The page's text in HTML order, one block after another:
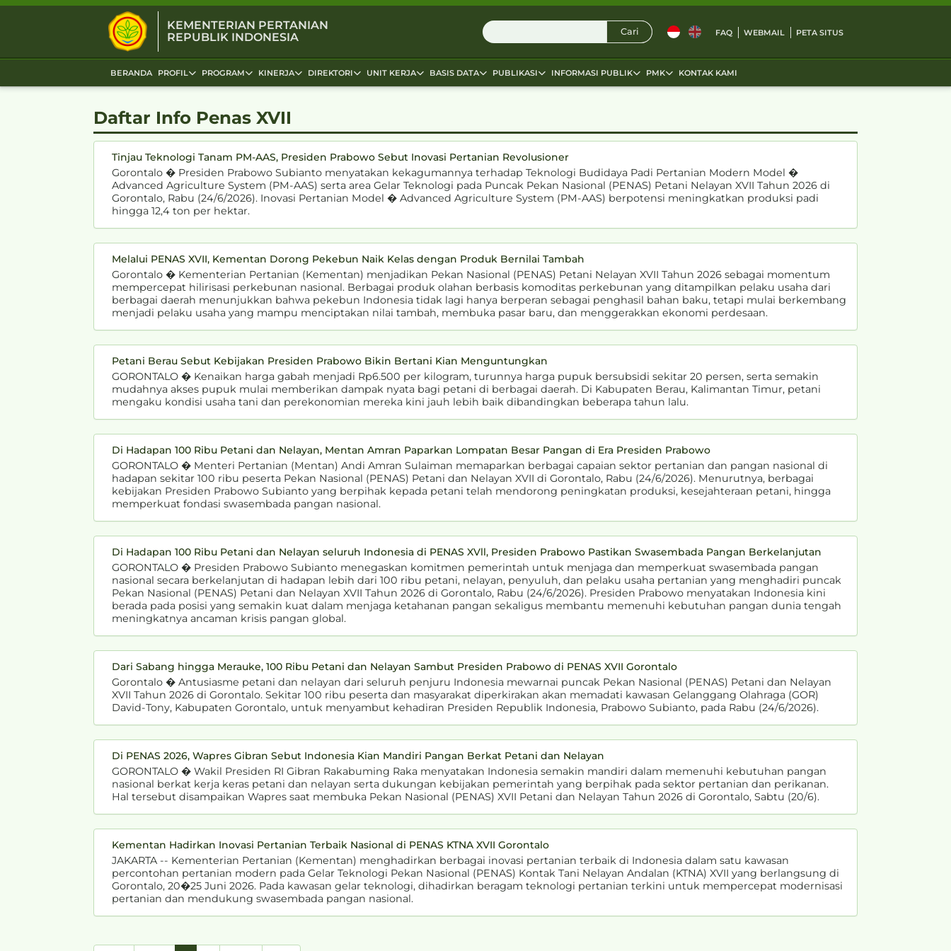
KEMENTERIAN PERTANIAN
REPUBLIK INDONESIA
Cari FAQ WEBMAIL PETA SITUS
BERANDA PROFIL PROGRAM KINERJA DIREKTORI UNIT KERJA BASIS DATA PUBLIKASI INFORMASI PUBLIK PMK KONTAK KAMI
Daftar Info Penas XVII
Tinjau Teknologi Tanam PM-AAS, Presiden Prabowo Sebut Inovasi Pertanian Revolusioner
Gorontalo � Presiden Prabowo Subianto menyatakan kekagumannya terhadap Teknologi Budidaya Padi Pertanian Modern Model �
Advanced Agriculture System (PM-AAS) serta area Gelar Teknologi pada Puncak Pekan Nasional (PENAS) Petani Nelayan XVII Tahun 2026 di
Gorontalo, Rabu (24/6/2026). Inovasi Pertanian Model � Advanced Agriculture System (PM-AAS) berpotensi meningkatkan produksi padi
hingga 12,4 ton per hektar.
Melalui PENAS XVII, Kementan Dorong Pekebun Naik Kelas dengan Produk Bernilai Tambah
Gorontalo � Kementerian Pertanian (Kementan) menjadikan Pekan Nasional (PENAS) Petani Nelayan XVII Tahun 2026 sebagai momentum
mempercepat hilirisasi perkebunan nasional. Berbagai produk olahan berbasis komoditas perkebunan yang ditampilkan pelaku usaha dari
berbagai daerah menunjukkan bahwa pekebun Indonesia tidak lagi hanya berperan sebagai penghasil bahan baku, tetapi mulai berkembang
menjadi pelaku usaha yang mampu menciptakan nilai tambah, membuka pasar baru, dan menggerakkan ekonomi perdesaan.
Petani Berau Sebut Kebijakan Presiden Prabowo Bikin Bertani Kian Menguntungkan
GORONTALO � Kenaikan harga gabah menjadi Rp6.500 per kilogram, turunnya harga pupuk bersubsidi sekitar 20 persen, serta semakin
mudahnya akses pupuk mulai memberikan dampak nyata bagi petani di berbagai daerah. Di Kabupaten Berau, Kalimantan Timur, petani
mengaku kondisi usaha tani dan perekonomian mereka kini jauh lebih baik dibandingkan beberapa tahun lalu.
Di Hadapan 100 Ribu Petani dan Nelayan, Mentan Amran Paparkan Lompatan Besar Pangan di Era Presiden Prabowo
GORONTALO � Menteri Pertanian (Mentan) Andi Amran Sulaiman memaparkan berbagai capaian sektor pertanian dan pangan nasional di
hadapan sekitar 100 ribu peserta Pekan Nasional (PENAS) Petani dan Nelayan XVII di Gorontalo, Rabu (24/6/2026). Menurutnya, berbagai
kebijakan Presiden Prabowo Subianto yang berpihak kepada petani telah mendorong peningkatan produksi, kesejahteraan petani, hingga
memperkuat fondasi swasembada pangan nasional.
Di Hadapan 100 Ribu Petani dan Nelayan seluruh Indonesia di PENAS XVll, Presiden Prabowo Pastikan Swasembada Pangan Berkelanjutan
GORONTALO � Presiden Prabowo Subianto menegaskan komitmen pemerintah untuk menjaga dan memperkuat swasembada pangan
nasional secara berkelanjutan di hadapan lebih dari 100 ribu petani, nelayan, penyuluh, dan pelaku usaha pertanian yang menghadiri puncak
Pekan Nasional (PENAS) Petani dan Nelayan XVII Tahun 2026 di Gorontalo, Rabu (24/6/2026). Presiden Prabowo menyatakan Indonesia kini
berada pada posisi yang semakin kuat dalam menjaga ketahanan pangan sekaligus membantu memenuhi kebutuhan pangan dunia tengah
meningkatnya ancaman krisis pangan global.
Dari Sabang hingga Merauke, 100 Ribu Petani dan Nelayan Sambut Presiden Prabowo di PENAS XVII Gorontalo
Gorontalo � Antusiasme petani dan nelayan dari seluruh penjuru Indonesia mewarnai puncak Pekan Nasional (PENAS) Petani dan Nelayan
XVII Tahun 2026 di Gorontalo. Sekitar 100 ribu peserta dan masyarakat diperkirakan akan memadati kawasan Gelanggang Olahraga (GOR)
David-Tony, Kabupaten Gorontalo, untuk menyambut kehadiran Presiden Republik Indonesia, Prabowo Subianto, pada Rabu (24/6/2026).
Di PENAS 2026, Wapres Gibran Sebut Indonesia Kian Mandiri Pangan Berkat Petani dan Nelayan
GORONTALO � Wakil Presiden RI Gibran Rakabuming Raka menyatakan Indonesia semakin mandiri dalam memenuhi kebutuhan pangan
nasional berkat kerja keras petani dan nelayan serta dukungan kebijakan pemerintah yang berpihak pada sektor pertanian dan perikanan.
Hal tersebut disampaikan Wapres saat membuka Pekan Nasional (PENAS) XVII Petani dan Nelayan Tahun 2026 di Gorontalo, Sabtu (20/6).
Kementan Hadirkan Inovasi Pertanian Terbaik Nasional di PENAS KTNA XVII Gorontalo
JAKARTA -- Kementerian Pertanian (Kementan) menghadirkan berbagai inovasi pertanian terbaik di Indonesia dalam satu kawasan
percontohan pertanian modern pada Gelar Teknologi Pekan Nasional (PENAS) Kontak Tani Nelayan Andalan (KTNA) XVII yang berlangsung di
Gorontalo, 20�25 Juni 2026. Pada kawasan gelar teknologi, dihadirkan beragam teknologi pertanian terkini untuk mempercepat modernisasi
pertanian dan mendukung swasembada pangan nasional.